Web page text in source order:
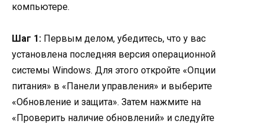
компьютере.
Шаг 1: Первым делом, убедитесь, что у вас
установлена последняя версия операционной
системы Windows. Для этого откройте «Опции
питания» в «Панели управления» и выберите
«Обновление и защита». Затем нажмите на
«Проверить наличие обновлений» и следуйте